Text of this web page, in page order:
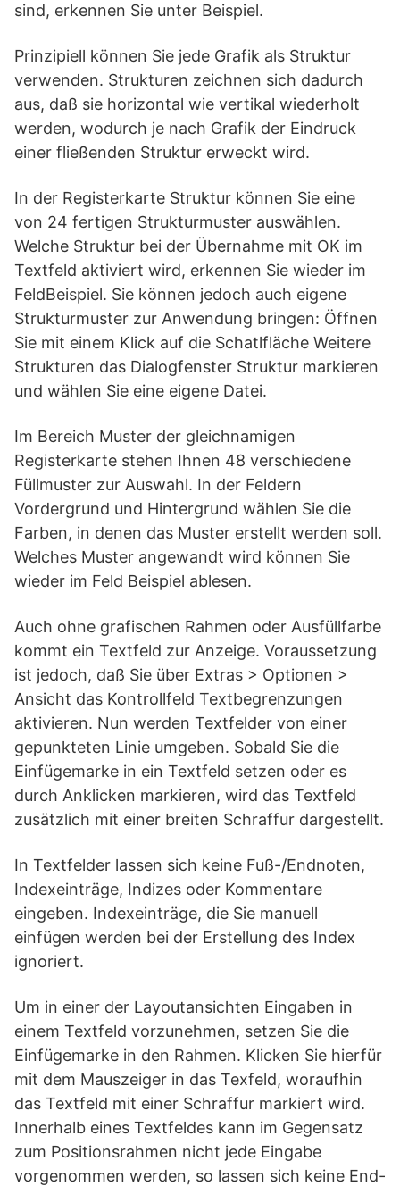
sind, erkennen Sie unter Beispiel.
Prinzipiell können Sie jede Grafik als Struktur
verwenden. Strukturen zeichnen sich dadurch
aus, daß sie horizontal wie vertikal wiederholt
werden, wodurch je nach Grafik der Eindruck
einer fließenden Struktur erweckt wird.
In der Registerkarte Struktur können Sie eine
von 24 fertigen Strukturmuster auswählen.
Welche Struktur bei der Übernahme mit OK im
Textfeld aktiviert wird, erkennen Sie wieder im
FeldBeispiel. Sie können jedoch auch eigene
Strukturmuster zur Anwendung bringen: Öffnen
Sie mit einem Klick auf die Schatlfläche Weitere
Strukturen das Dialogfenster Struktur markieren
und wählen Sie eine eigene Datei.
Im Bereich Muster der gleichnamigen
Registerkarte stehen Ihnen 48 verschiedene
Füllmuster zur Auswahl. In der Feldern
Vordergrund und Hintergrund wählen Sie die
Farben, in denen das Muster erstellt werden soll.
Welches Muster angewandt wird können Sie
wieder im Feld Beispiel ablesen.
Auch ohne grafischen Rahmen oder Ausfüllfarbe
kommt ein Textfeld zur Anzeige. Voraussetzung
ist jedoch, daß Sie über Extras > Optionen >
Ansicht das Kontrollfeld Textbegrenzungen
aktivieren. Nun werden Textfelder von einer
gepunkteten Linie umgeben. Sobald Sie die
Einfügemarke in ein Textfeld setzen oder es
durch Anklicken markieren, wird das Textfeld
zusätzlich mit einer breiten Schraffur dargestellt.
In Textfelder lassen sich keine Fuß-/Endnoten,
Indexeinträge, Indizes oder Kommentare
eingeben. Indexeinträge, die Sie manuell
einfügen werden bei der Erstellung des Index
ignoriert.
Um in einer der Layoutansichten Eingaben in
einem Textfeld vorzunehmen, setzen Sie die
Einfügemarke in den Rahmen. Klicken Sie hierfür
mit dem Mauszeiger in das Texfeld, woraufhin
das Textfeld mit einer Schraffur markiert wird.
Innerhalb eines Textfeldes kann im Gegensatz
zum Positionsrahmen nicht jede Eingabe
vorgenommen werden, so lassen sich keine End-